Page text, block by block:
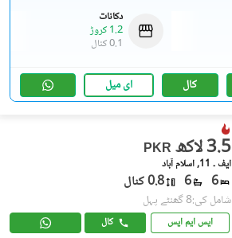
دکانات
1.2 کروڑ
0.1 کنال
کال ای میل
PKR 3.5 لاکھ
ایف ۔ 11, اسلام آباد
6
6 0.8 کنال
شامل کی:8 گھنٹے پہل
ایس ایم ایس کال